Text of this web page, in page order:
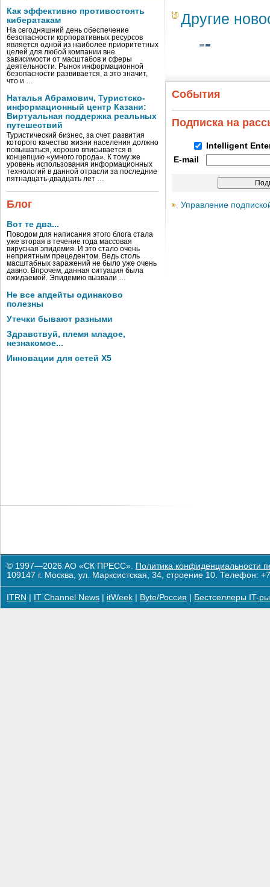
Как эффективно противостоять
кибератакам
На сегодняшний день обеспечение
безопасности корпоративных ресурсов
является одной из наиболее приоритетных
целей для любой компании вне
зависимости от масштабов и сферы
деятельности. Рынок информационной
безопасности развивается, а это значит,
что и …
Наталья Абрамович, Туристско-
информационный центр Казани:
Виртуальная поддержка реальных
путешествий
Туристический бизнес, за счет развития
которого качество жизни населения должно
повышаться, хорошо вписывается в
концепцию «умного города». К тому же
уровень использования информационных
технологий в данной отрасли за последние
пятнадцать-двадцать лет …
Блог
Вот те два...
Поводом для написания этого блога стала
уже вторая в течение года массовая
вирусная эпидемия. И это стало очень
неприятным прецедентом. Ведь столь
масштабных заражений не было уже очень
давно. Впрочем, данная ситуация была
ожидаемой. Эпидемию вызвали …
Не все апдейты одинаково
полезны
Утечки бывают разными
Здравствуй, племя младое,
незнакомое...
Инновации для сетей X5
Другие
События
Подписка на
Intelligent
E-mail
Управление
© 1997—2026 АО «СК ПРЕСС». Политика конфиденциальности
109147 г. Москва, ул. Марксистская, 34, строение 10. Телефон:
ITRN IT Channel News itWeek Byte/Россия Бестселлеры IT-